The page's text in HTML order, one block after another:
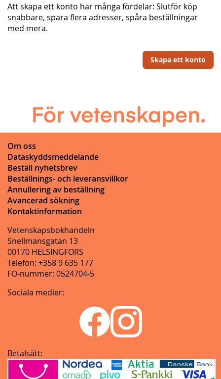
Att skapa ett konto har många fördelar: Slutför köp
snabbare, spara flera adresser, spåra beställningar
med mera.
Skapa ett konto
Om oss
Dataskyddsmeddelande
Beställ nyhetsbrev
Beställnings- och leveransvillkor
Annullering av beställning
Avancerad sökning
Kontaktinformation
Vetenskapsbokhandeln
Snellmansgatan 13
00170 HELSINGFORS
Telefon: +358 9 635 177
FO-nummer: 0524704-5
Sociala medier:
Betalsätt: